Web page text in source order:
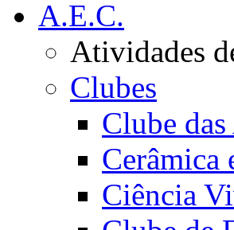
A.E.C.
Atividades
Clubes
Clube
Cerâmica
Ciência